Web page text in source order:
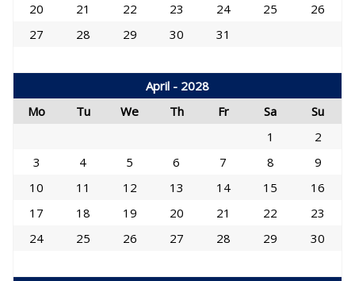
20
21 22 23 24 25
26
27
28 29 30 31
April - 2028
Mo
Tu We Th Fr Sa
Su
1
2
3
4 5 6 7 8
9
10
11 12 13 14 15
16
17
18 19 20 21 22
23
24
25 26 27 28 29 30